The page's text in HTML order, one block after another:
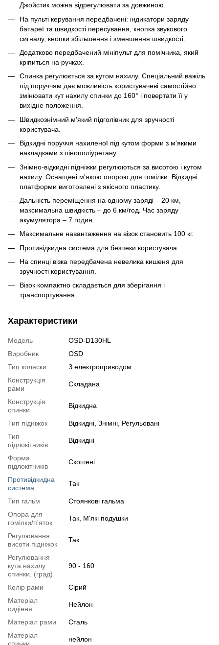
Джойстик можна відрегулювати за довжиною.
На пульті керування передбачені: індикатори заряду
батареї та швидкості пересування, кнопка звукового
сигналу, кнопки збільшення і зменшення швидкості.
Додатково передбачений мініпульт для помічника, який
кріпиться на ручках.
Спинка регулюється за кутом нахилу. Спеціальний важіль
під поруччям дає можливість користувачеві самостійно
змінювати кут нахилу спинки до 160° і повертати її у
вихідне положення.
Швидкознімний м'який підголівник для зручності
користувача.
Відкидні поруччя нахиленої під кутом форми з м'якими
накладками з пінополіуретану.
Знімно-відкидні підніжки регулюються за висотою і кутом
нахилу. Оснащені м'якою опорою для гомілки. Відкидні
платформи виготовлені з якісного пластику.
Дальність переміщення на одному заряді – 20 км,
максимальна швидкість – до 6 км/год. Час заряду
акумулятора – 7 годин.
Максимальне навантаження на візок становить 100 кг.
Противідкидна система для безпеки користувача.
На спинці візка передбачена невелика кишеня для
зручності користування.
Візок компактно складається для зберігання і
транспортування.
Характеристики
Модель
OSD-D130HL
Виробник
OSD
Тип коляски
З електроприводом
Конструкція
рами
Складана
Конструкція
спинки
Відкидна
Тип підніжок Відкидні, Знімні, Регульовані
Тип
підлокітників
Відкидні
Форма
підлокітників
Скошені
Противідкидна
система
Так
Тип гальм
Стоянкові гальма
Опора для
гомілки/п'яток
Так, М'які подушки
Регулювання
висоти підніжок
Так
Регулювання
кута нахилу
спинки, (град)
90 - 160
Колір рами
Сірий
Матеріал
сидіння
Нейлон
Матеріал рами
Сталь
Матеріал
нейлон